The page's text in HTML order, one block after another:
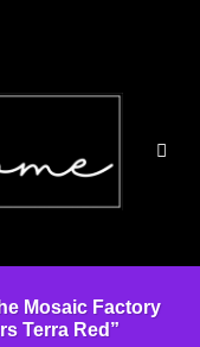
Mosaic Factory
Terra Red”